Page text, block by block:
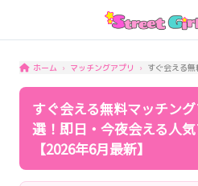
ホーム マッチングアプリ
すぐ会える無料マッチン
選！即日・今夜会える人
【2026年6月最新】